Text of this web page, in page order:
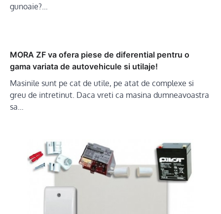
gunoaie?…
MORA ZF va ofera piese de diferential pentru o
gama variata de autovehicule si utilaje!
Masinile sunt pe cat de utile, pe atat de complexe si
greu de intretinut. Daca vreti ca masina dumneavoastra
sa…